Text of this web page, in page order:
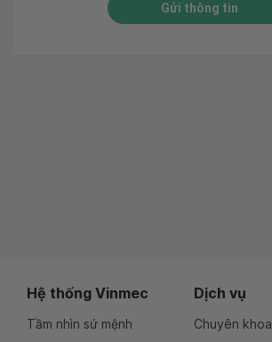
Gửi thông tin
Hệ thống Vinmec
Tầm nhìn sứ mệnh
Dịch vụ
Chuyên khoa